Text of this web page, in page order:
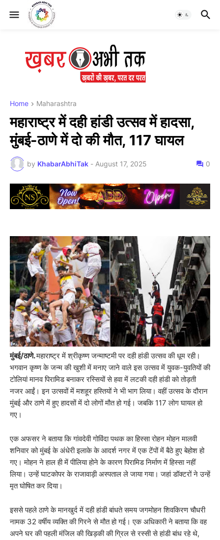
Home Maharashtra
महाराष्ट्र में दही हांडी उत्सव में हादसा,
मुंबई-ठाणे में दो की मौत, 117 घायल
by KhabarAbhiTak - August 17, 2025 0
मुंबई/ठाणे.महाराष्ट्र में श्रीकृष्ण जन्माष्टमी पर दही हांडी उत्सव की धूम रही।
भगवान कृष्ण के जन्म की खुशी में मनाए जाने वाले इस उत्सव में युवक-युवतियों की
टोलियां मानव पिरामिड बनाकर रस्सियों से हवा में लटकी दही हांडी को तोड़ती
नजर आईं। इन उत्सवों में मशहूर हस्तियों ने भी भाग लिया। वहीं उत्सव के दौरान
मुंबई और ठाणे में हुए हादसों में दो लोगों मौत हो गई। जबकि 117 लोग घायल हो
गए।
एक अफसर ने बताया कि गांवदेवी गोविंदा पथक का हिस्सा रोहन मोहन मालवी
शनिवार को मुंबई के अंधेरी इलाके के आदर्श नगर में एक टेंपों में बैठे हुए बेहोश हो
गए। मोहन ने हाल ही में पीलिया होने के कारण पिरामिड निर्माण में हिस्सा नहीं
लिया। उन्हें घाटकोपर के राजावाड़ी अस्पताल ले जाया गया। जहां डॉक्टरों ने उन्हें
मृत घोषित कर दिया।
इससे पहले ठाणे के मानखुर्द में दही हांडी बांधते समय जगमोहन शिवकिरण चौधरी
नामक 32 वर्षीय व्यक्ति की गिरने से मौत हो गई। एक अधिकारी ने बताया कि वह
अपने घर की पहली मंजिल की खिड़की की ग्रिल से रस्सी से हांडी बांध रहे थे,